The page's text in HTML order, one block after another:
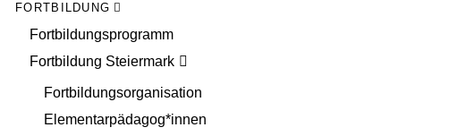
FORTBILDUNG
Fortbildungsprogramm
Fortbildung Steiermark
Fortbildungsorganisation
Elementarpädagog*innen